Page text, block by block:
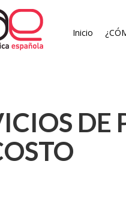
Inicio
DE